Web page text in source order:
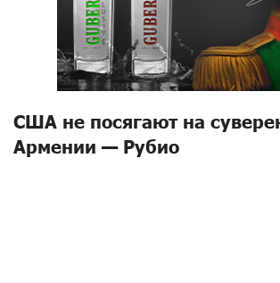
США не посягают на
Армении — Рубио